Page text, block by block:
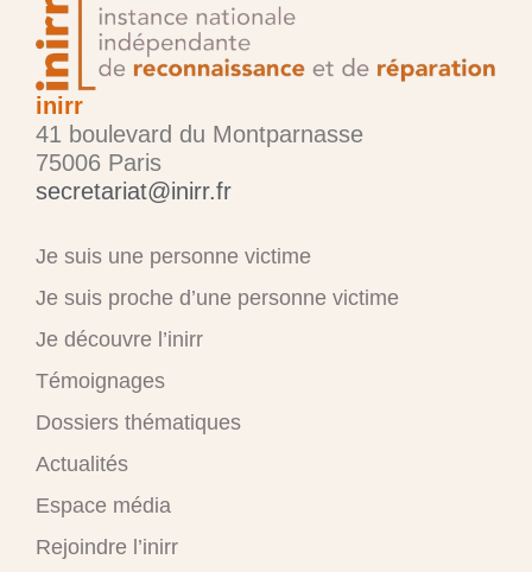
inirr
41 boulevard du Montparnasse
75006 Paris
secretariat@inirr.fr
Je suis une personne victime
Je suis proche d’une personne victime
Je découvre l’inirr
Témoignages
Dossiers thématiques
Actualités
Espace média
Rejoindre l’inirr